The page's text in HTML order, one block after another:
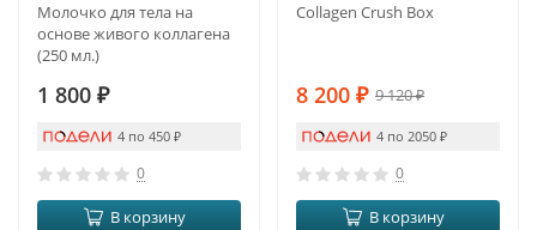
Молочко для тела на
основе живого коллагена
(250 мл.)
1 800 ₽
4 по 450 ₽
0
В корзину
Collagen Crush Box
8 200 ₽ 9 120₽
4 по 2050 ₽
0
В корзину